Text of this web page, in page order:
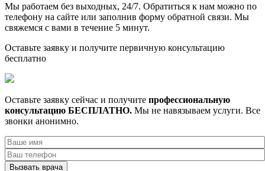
Мы работаем без выходных, 24/7. Обратиться к нам можно по
телефону на сайте или заполнив форму обратной связи. Мы
свяжемся с вами в течение 5 минут.
Оставьте заявку и получите первичную консультацию
бесплатно
Оставьте заявку сейчас и получите профессиональную
консультацию БЕСПЛАТНО. Мы не навязываем услуги. Все
звонки анонимно.
Вызвать врача